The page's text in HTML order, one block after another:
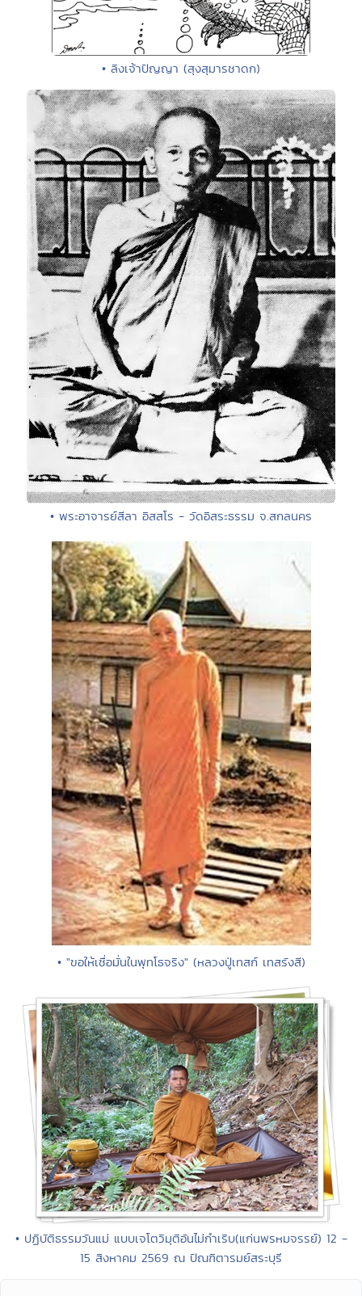
• ลิงเจ้าปัญญา (สุงสุมารชาดก)
• พระอาจารย์สีลา อิสสโร - วัดอิสระธรรม จ.สกลนคร
• "ขอให้เชื่อมั่นในพุทโธจริง" (หลวงปู่เทสก์ เทสรังสี)
• ปฏิบัติธรรมวันแม่ แบบเจโตวิมุติอันไม่กำเริบ(แก่นพรหมจรรย์) 12 -
15 สิงหาคม 2569 ณ ปัณฑิตารมย์สระบุรี